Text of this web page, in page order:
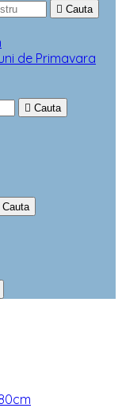
 Cauta
de Primavara
 Cauta
Cauta